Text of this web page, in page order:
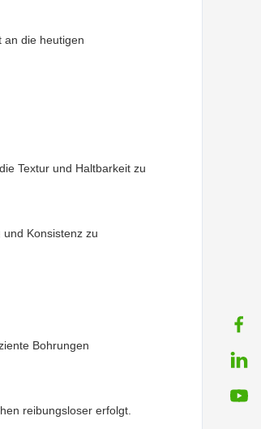
an die heutigen
Textur und Haltbarkeit zu
Konsistenz zu
Bohrungen
reibungsloser erfolgt.